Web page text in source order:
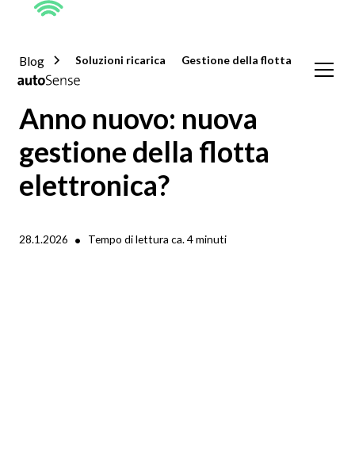
Blog Soluzioni ricarica Gestione della flotta
Anno nuovo: nuova
gestione della flotta
elettronica?
28.1.2026 • Tempo di lettura ca.4minuti